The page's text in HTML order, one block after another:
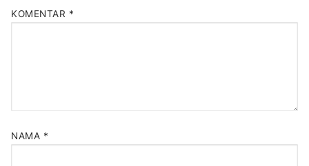
KOMENTAR *
NAMA *